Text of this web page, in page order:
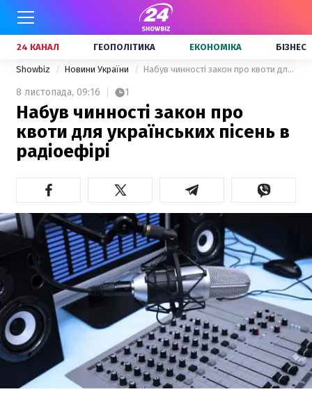
24 КАНАЛ ГЕОПОЛІТИКА ЕКОНОМІКА БІЗНЕС
Showbiz Новини України Набув чинності закон про квоти для українських пісень в радіоефірі
8 листопада, 09:16 1
Набув чинності закон про
квоти для українських пісень в
радіоефірі